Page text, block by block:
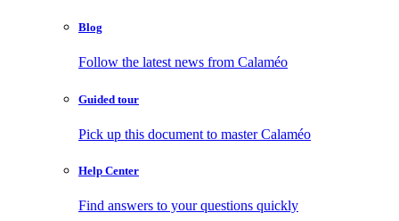
Blog
Follow the latest news from Calaméo
Guided tour
Pick up this document to master Calaméo
Help Center
Find answers to your questions quickly